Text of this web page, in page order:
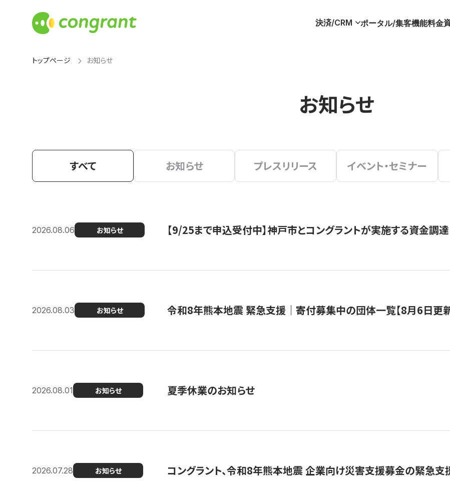
決済/CRM ポータル/集客機能料金
トップページ お知らせ
お知らせ
すべて お知らせ プレスリリース イベント・セミナー
2026.08.06 お知らせ 【9/25まで申込受付中】神戸市とコングラントが実施する資金調
2026.08.03 お知らせ 令和8年熊本地震 緊急支援｜寄付募集中の団体一覧【8月6日更新
2026.08.01 お知らせ 夏季休業のお知らせ
2026.07.28 お知らせ コングラント、令和8年熊本地震 企業向け災害支援募金の緊急支